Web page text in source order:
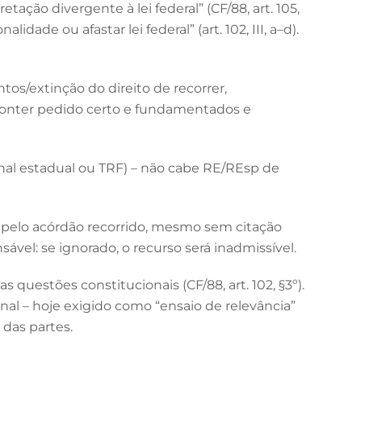
divergente à lei federal” (CF/88, art. 105,
ou afastar lei federal” (art. 102, III, a–d).
extinção do direito de recorrer,
pedido certo e fundamentados e
ou TRF) – não cabe RE/REsp de
acórdão recorrido, mesmo sem citação
se ignorado, o recurso será inadmissível.
questões constitucionais (CF/88, art. 102, §3º).
– hoje exigido como “ensaio de relevância”
partes.